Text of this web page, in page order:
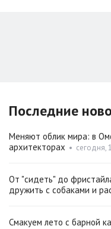
Последние
Меняют облик мира: в
архитекторах • сегодня,
От "сидеть" до
дружить с собаками и
Смакуем лето с барной